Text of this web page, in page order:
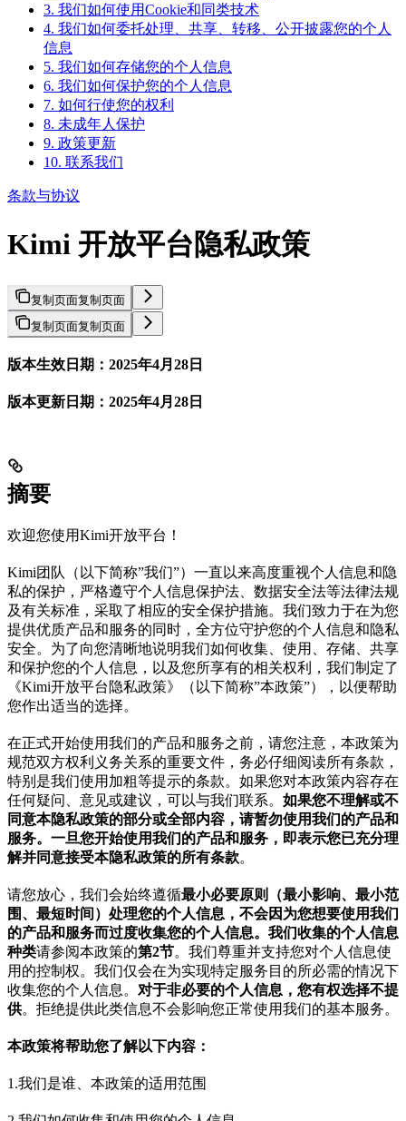
3. 我们如何使用Cookie和同类技术
4. 我们如何委托处理、共享、转移、公开披露您的个人
信息
5. 我们如何存储您的个人信息
6. 我们如何保护您的个人信息
7. 如何行使您的权利
8. 未成年人保护
9. 政策更新
10. 联系我们
条款与协议
Kimi 开放平台隐私政策
复制页面复制页面
复制页面复制页面
版本生效日期：2025年4月28日
版本更新日期：2025年4月28日
摘要
欢迎您使用Kimi开放平台！
Kimi团队（以下简称”我们”）一直以来高度重视个人信息和隐
私的保护，严格遵守个人信息保护法、数据安全法等法律法规
及有关标准，采取了相应的安全保护措施。我们致力于在为您
提供优质产品和服务的同时，全方位守护您的个人信息和隐私
安全。为了向您清晰地说明我们如何收集、使用、存储、共享
和保护您的个人信息，以及您所享有的相关权利，我们制定了
《Kimi开放平台隐私政策》（以下简称”本政策”），以便帮助
您作出适当的选择。
在正式开始使用我们的产品和服务之前，请您注意，本政策为
规范双方权利义务关系的重要文件，务必仔细阅读所有条款，
特别是我们使用加粗等提示的条款。如果您对本政策内容存在
任何疑问、意见或建议，可以与我们联系。 如果您不理解或不
同意本隐私政策的部分或全部内容，请暂勿使用我们的产品和
服务。一旦您开始使用我们的产品和服务，即表示您已充分理
解并同意接受本隐私政策的所有条款。
请您放心，我们会始终遵循最小必要原则（最小影响、最小范
围、最短时间） 处理您的个人信息，不会因为您想要使用我们
的产品和服务而过度收集您的个人信息。我们收集的个人信息
种类请参阅本政策的第2节。我们尊重并支持您对个人信息使
用的控制权。我们仅会在为实现特定服务目的所必需的情况下
收集您的个人信息。 对于非必要的个人信息，您有权选择不提
供。拒绝提供此类信息不会影响您正常使用我们的基本服务。
本政策将帮助您了解以下内容：
1.我们是谁、本政策的适用范围